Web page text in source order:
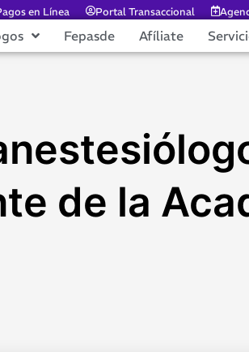
en Línea Portal Transaccional
Fepasde Afíliate
de la